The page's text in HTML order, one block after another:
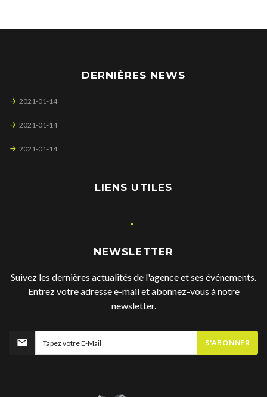
DERNIÈRES NEWS
2021-01-14
2021-01-14
2021-01-14
LIENS UTILES
NEWSLETTER
Suivez les dernières actualités de l'agence et ses événements.
Entrez votre adresse e-mail et abonnez-vous à notre
newsletter.
S'ABONNER